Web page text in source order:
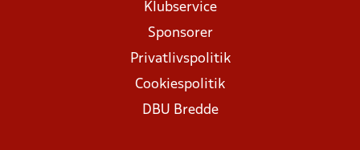
Klubservice
Sponsorer
Privatlivspolitik
Cookiespolitik
DBU Bredde